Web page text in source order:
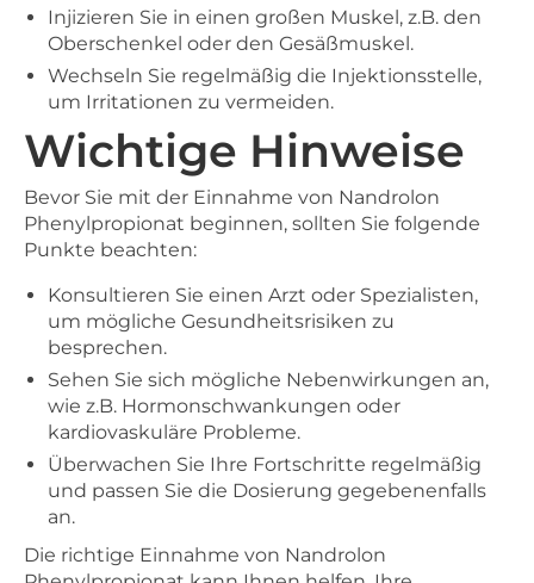
Injizieren Sie in einen großen Muskel, z.B. den
Oberschenkel oder den Gesäßmuskel.
Wechseln Sie regelmäßig die Injektionsstelle,
um Irritationen zu vermeiden.
Wichtige Hinweise
Bevor Sie mit der Einnahme von Nandrolon
Phenylpropionat beginnen, sollten Sie folgende
Punkte beachten:
Konsultieren Sie einen Arzt oder Spezialisten,
um mögliche Gesundheitsrisiken zu
besprechen.
Sehen Sie sich mögliche Nebenwirkungen an,
wie z.B. Hormonschwankungen oder
kardiovaskuläre Probleme.
Überwachen Sie Ihre Fortschritte regelmäßig
und passen Sie die Dosierung gegebenenfalls
an.
Die richtige Einnahme von Nandrolon